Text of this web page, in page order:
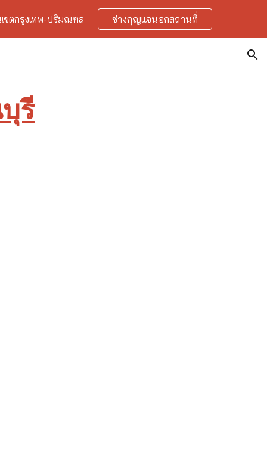
ขตกรุงเทพ-ปริมณฑล ช่างกุญแจนอกสถานที่
รี